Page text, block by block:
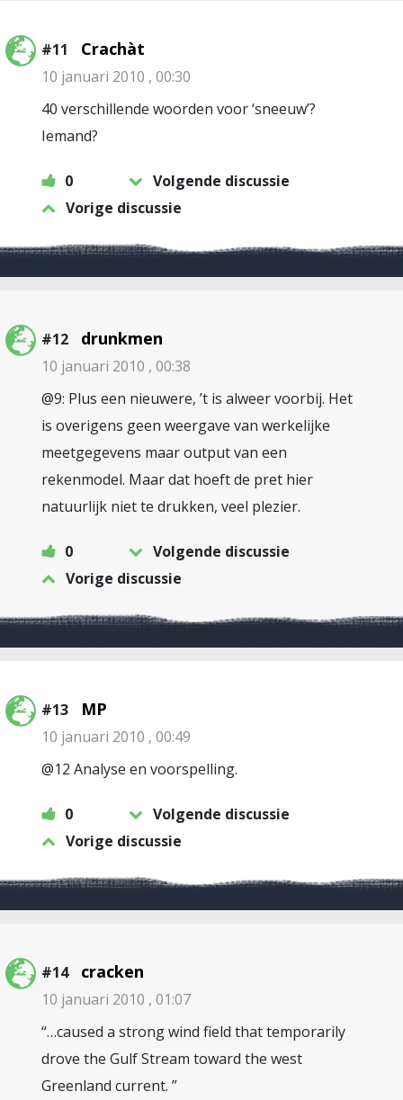
#11 Crachàt
10 januari 2010 , 00:30
40 verschillende woorden voor ‘sneeuw’?
Iemand?
0
Volgende discussie
Vorige discussie
#12 drunkmen
10 januari 2010 , 00:38
@9: Plus een nieuwere, ’t is alweer voorbij. Het
is overigens geen weergave van werkelijke
meetgegevens maar output van een
rekenmodel. Maar dat hoeft de pret hier
natuurlijk niet te drukken, veel plezier.
0
Volgende discussie
Vorige discussie
#13 MP
10 januari 2010 , 00:49
@12 Analyse en voorspelling.
0
Volgende discussie
Vorige discussie
#14 cracken
10 januari 2010 , 01:07
“…caused a strong wind field that temporarily
drove the Gulf Stream toward the west
Greenland current. ”